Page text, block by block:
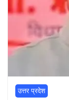
उत्तर प्रदेश